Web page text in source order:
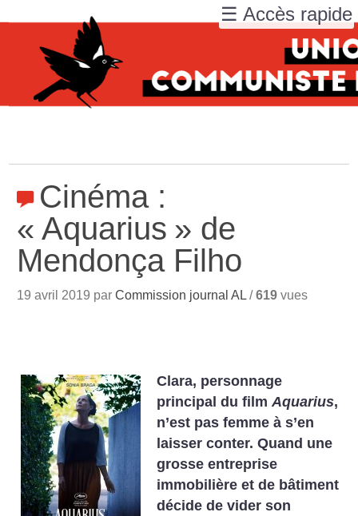
Cinéma :
« Aquarius » de
Mendonça Filho
19 avril 2019 parCommission journal AL /619 vues
Clara, personnage
principal du filmAquarius,
n’est pas femme à s’en
laisser conter. Quand une
grosse entreprise
immobilière et de bâtiment
décide de vider son
☰ Accès rapide